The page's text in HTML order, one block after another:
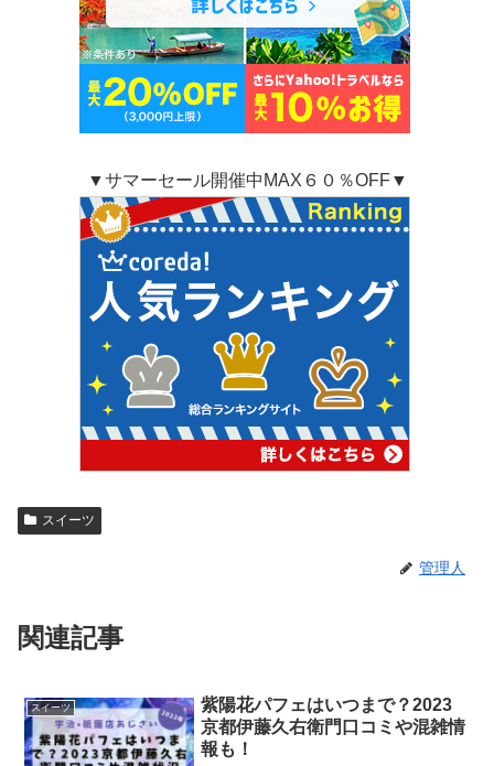
▼サマーセール開催中MAX６０％OFF▼
スイーツ
管理人
関連記事
スイーツ
紫陽花パフェはいつまで？2023
京都伊藤久右衛門口コミや混雑情
報も！